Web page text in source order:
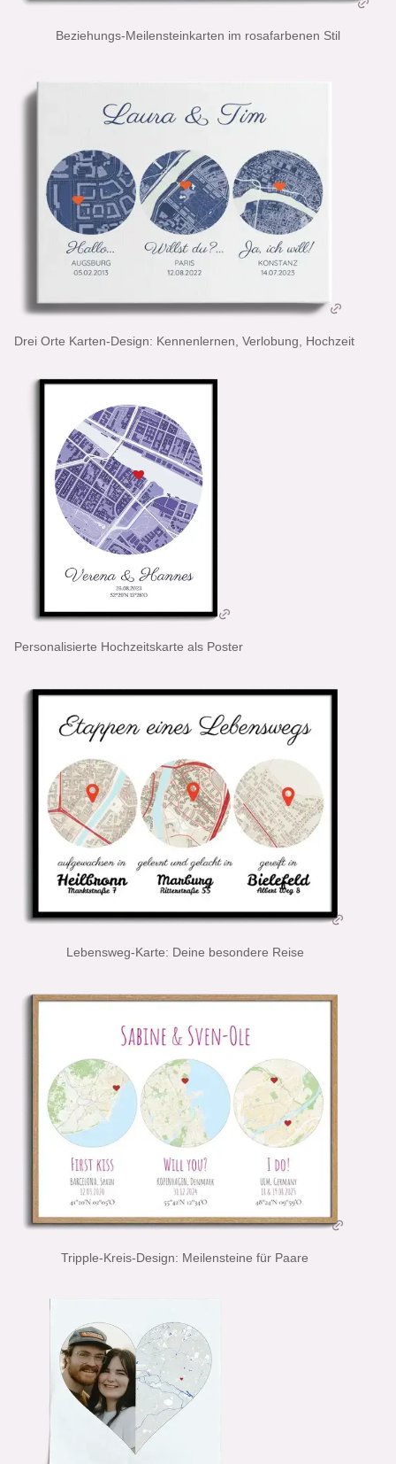
Beziehungs-Meilensteinkarten im rosafarbenen Stil
Drei Orte Karten-Design: Kennenlernen, Verlobung, Hochzeit
Personalisierte Hochzeitskarte als Poster
Lebensweg-Karte: Deine besondere Reise
Tripple-Kreis-Design: Meilensteine für Paare